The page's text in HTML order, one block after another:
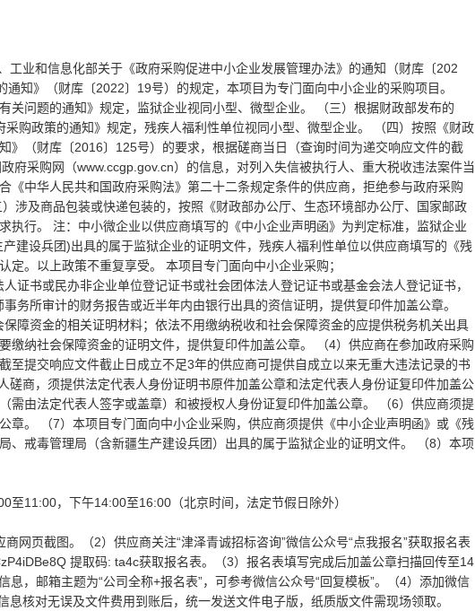
业和信息化部关于《政府采购促进中小企业发展管理办法》的通知（财库〔202
知》（财库〔2022〕19号）的规定，本项目为专门面向中小企业的采购项目。
关问题的通知》规定，监狱企业视同小型、微型企业。 （三）根据财政部发布的
购政策的通知》规定，残疾人福利性单位视同小型、微型企业。 （四）按照《财政
》（财库〔2016〕125号）的要求，根据磋商当日（查询时间为递交响应文件的截
府采购网（www.ccgp.gov.cn）的信息，对列入失信被执行人、重大税收违法案件当
《中华人民共和国政府采购法》第二十二条规定条件的供应商，拒绝参与政府采购
涉及商品包装或快递包装的，按照《财政部办公厅、生态环境部办公厅、国家邮政
执行。 注：中小微企业以供应商填写的《中小企业声明函》为判定标准，监狱企业
建设兵团)出具的属于监狱企业的证明文件，残疾人福利性单位以供应商填写的《残
。以上政策不重复享受。 本项目专门面向中小企业采购；
证书或民办非企业单位登记证书或社会团体法人登记证书或基金会法人登记证书，
务所审计的财务报告或近半年内由银行出具的资信证明，提供复印件加盖公章。
障资金的相关证明材料；依法不用缴纳税收和社会保障资金的应提供税务机关出具
缴纳社会保障资金的证明文件，提供复印件加盖公章。 （4）供应商在参加政府采购
至提交响应文件截止日成立不足3年的供应商可提供自成立以来无重大违法记录的书
商，须提供法定代表人身份证明书原件加盖公章和法定代表人身份证复印件加盖公
需由法定代表人签字或盖章）和被授权人身份证复印件加盖公章。 （6）供应商须提
章。 （7）本项目专门面向中小企业采购，供应商须提供《中小企业声明函》或《残
、戒毒管理局（含新疆生产建设兵团）出具的属于监狱企业的证明文件。 （8）本项
至11:00，下午14:00至16:00（北京时间，法定节假日除外）
网页截图。（2）供应商关注“津泽青诚招标咨询”微信公众号“点我报名”获取报名表
提取码: ta4c获取报名表。（3）报名表填写完成后加盖公章扫描回传至14
，邮箱主题为“公司全称+报名表”，可参考微信公众号“回复模板”。（4）添加微信
核对无误及文件费用到账后，统一发送文件电子版，纸质版文件需现场领取。